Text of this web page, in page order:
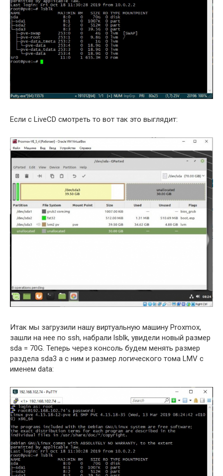
Если с LiveCD смотреть то вот так это выглядит:
Итак мы загрузили нашу виртуальную машину Proxmox,
зашли на нее по ssh, набрали lsblk, увидели новый размер
sda = 70G. Теперь через консоль будем менять размер
раздела sda3 а с ним и размер логического тома LMV c
именем data: